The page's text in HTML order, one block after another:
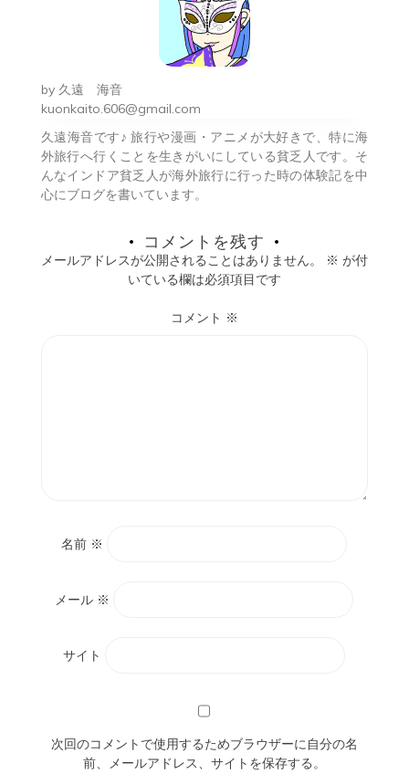
シ
ョ
ン
by 久遠 海音
kuonkaito.606@gmail.com
久遠海音です♪ 旅行や漫画・アニメが大好きで、特に海
外旅行へ行くことを生きがいにしている貧乏人です。そ
んなインドア貧乏人が海外旅行に行った時の体験記を中
心にブログを書いています。
コメントを残す
メールアドレスが公開されることはありません。 ※ が付
いている欄は必須項目です
コメント ※
名前 ※
メール ※
サイト
次回のコメントで使用するためブラウザーに自分の名
前、メールアドレス、サイトを保存する。